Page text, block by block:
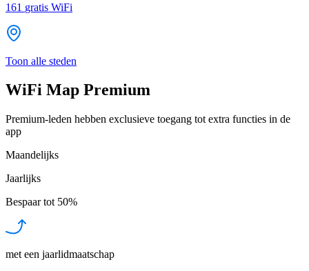
161 gratis WiFi
Toon alle steden
WiFi Map Premium
Premium-leden hebben exclusieve toegang tot extra functies in de
app
Maandelijks
Jaarlijks
Bespaar tot 50%
met een jaarlidmaatschap